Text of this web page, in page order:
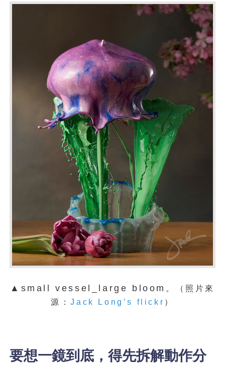
▲small vessel_large bloom 。
（照片來
源：Jack Long’s flickr ）
要想一鏡到底，得先拆解動作分